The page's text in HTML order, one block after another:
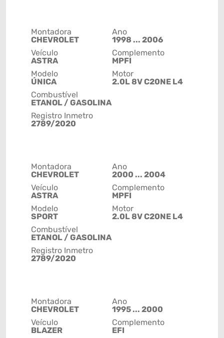
Montadora
CHEVROLET
Veículo
ASTRA
Modelo
ÚNICA
Ano
1998 ... 2006
Complemento
MPFI
Motor
2.0L 8V C20NE L4
Combustível
ETANOL / GASOLINA
Registro Inmetro
2789/2020
Montadora
CHEVROLET
Veículo
ASTRA
Modelo
SPORT
Ano
2000 ... 2004
Complemento
MPFI
Motor
2.0L 8V C20NE L4
Combustível
ETANOL / GASOLINA
Registro Inmetro
2789/2020
Montadora
CHEVROLET
Veículo
BLAZER
Ano
1995 ... 2000
Complemento
EFI